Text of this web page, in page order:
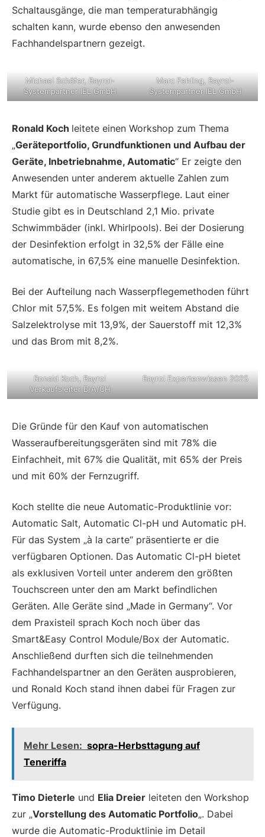
Schaltausgänge, die man temperaturabhängig
schalten kann, wurde ebenso den anwesenden
Fachhandelspartnern gezeigt.
Michael Schäfer, Bayrol-
Systempartner IEL GmbH
Marc Fehling, Bayrol-
Systempartner IEL GmbH
Ronald Koch leitete einen Workshop zum Thema
„Geräteportfolio, Grundfunktionen und Aufbau der
Geräte, Inbetriebnahme, Automatic“ Er zeigte den
Anwesenden unter anderem aktuelle Zahlen zum
Markt für automatische Wasserpflege. Laut einer
Studie gibt es in Deutschland 2,1 Mio. private
Schwimmbäder (inkl. Whirlpools). Bei der Dosierung
der Desinfektion erfolgt in 32,5% der Fälle eine
automatische, in 67,5% eine manuelle Desinfektion.
Bei der Aufteilung nach Wasserpflegemethoden führt
Chlor mit 57,5%. Es folgen mit weitem Abstand die
Salzelektrolyse mit 13,9%, der Sauerstoff mit 12,3%
und das Brom mit 8,2%.
Ronald Koch, Bayrol
Verkaufsleiter D/A/CH
Bayrol Expertenwissen 2025
Die Gründe für den Kauf von automatischen
Wasseraufbereitungsgeräten sind mit 78% die
Einfachheit, mit 67% die Qualität, mit 65% der Preis
und mit 60% der Fernzugriff.
Koch stellte die neue Automatic-Produktlinie vor:
Automatic Salt, Automatic Cl-pH und Automatic pH.
Für das System „à la carte“ präsentierte er die
verfügbaren Optionen. Das Automatic Cl-pH bietet
als exklusiven Vorteil unter anderem den größten
Touchscreen unter den am Markt befindlichen
Geräten. Alle Geräte sind „Made in Germany“. Vor
dem Praxisteil sprach Koch noch über das
Smart&Easy Control Module/Box der Automatic.
Anschließend durften sich die teilnehmenden
Fachhandelspartner an den Geräten ausprobieren,
und Ronald Koch stand ihnen dabei für Fragen zur
Verfügung.
Mehr Lesen: sopra-Herbsttagung auf
Teneriffa
Timo Dieterle und Elia Dreier leiteten den Workshop
zur „Vorstellung des Automatic Portfolio„. Dabei
wurde die Automatic-Produktlinie im Detail